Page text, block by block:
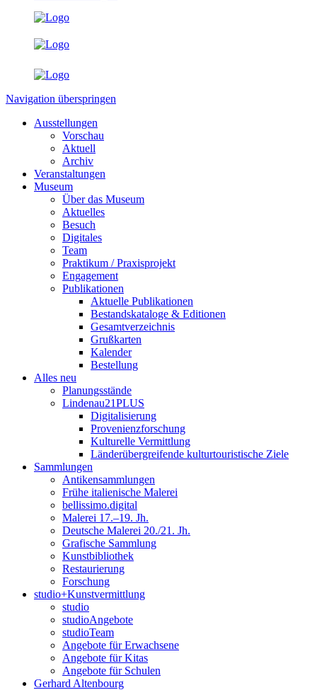
Navigation überspringen
Ausstellungen
Vorschau
Aktuell
Archiv
Veranstaltungen
Museum
Über das Museum
Aktuelles
Besuch
Digitales
Team
Praktikum / Praxisprojekt
Engagement
Publikationen
Aktuelle Publikationen
Bestandskataloge & Editionen
Gesamtverzeichnis
Grußkarten
Kalender
Bestellung
Alles neu
Planungsstände
Lindenau21PLUS
Digitalisierung
Provenienzforschung
Kulturelle Vermittlung
Länderübergreifende kulturtouristische Ziele
Sammlungen
Antikensammlungen
Frühe italienische Malerei
bellissimo.digital
Malerei 17.–19. Jh.
Deutsche Malerei 20./21. Jh.
Grafische Sammlung
Kunstbibliothek
Restaurierung
Forschung
studio+Kunstvermittlung
studio
studioAngebote
studioTeam
Angebote für Erwachsene
Angebote für Kitas
Angebote für Schulen
Gerhard Altenbourg